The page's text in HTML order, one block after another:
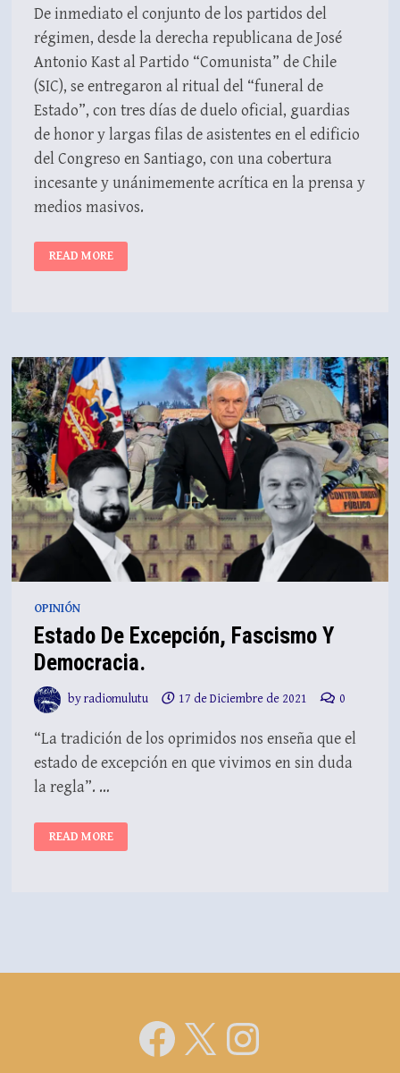
De inmediato el conjunto de los partidos del
régimen, desde la derecha republicana de José
Antonio Kast al Partido “Comunista” de Chile
(SIC), se entregaron al ritual del “funeral de
Estado”, con tres días de duelo oficial, guardias
de honor y largas filas de asistentes en el edificio
del Congreso en Santiago, con una cobertura
incesante y unánimemente acrítica en la prensa y
medios masivos.
OPINIÓN
–
LA
DEL
ESTADO/CAPITAL.
POR
JULIO
CORTÉS
READ MORE
OPINIÓN
Estado De Excepción, Fascismo Y
Democracia.
byradiomulutu 17 de Diciembre de 2021 0
“La tradición de los oprimidos nos enseña que el
estado de excepción en que vivimos en sin duda
la regla”. …
ESTADO
DE
EXCEPCIÓN,
READ MORE
Facebook
X Instagram